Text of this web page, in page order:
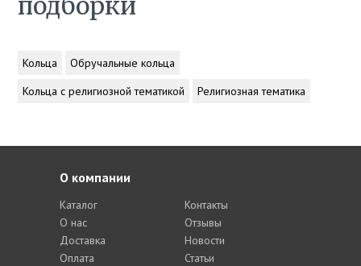
Кольца
Обручальные кольца
Кольца с религиозной тематикой
Религиозная тематика
О компании
Каталог
О нас
Доставка
Оплата
Контакты
Отзывы
Новости
Статьи